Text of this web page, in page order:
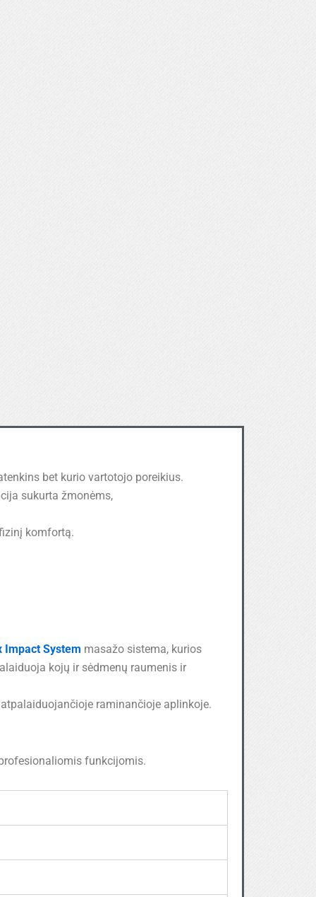
bet kurio vartotojo poreikius.
sukurta žmonėms,
komfortą.
Impact System masažo sistema, kurios
kojų ir sėdmenų raumenis ir
raminančioje aplinkoje.
funkcijomis.